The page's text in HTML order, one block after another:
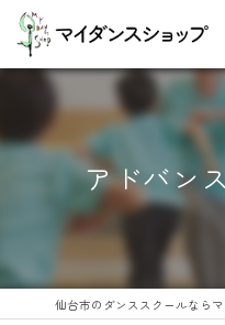
アドバン